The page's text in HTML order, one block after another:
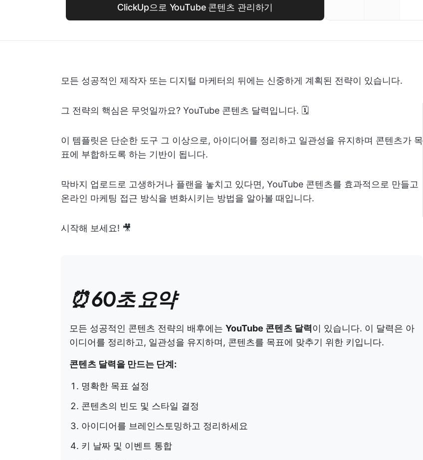
ClickUp으로 YouTube 콘텐츠 관리하기
모든 성공적인 제작자 또는 디지털 마케터의 뒤에는 신중하게 계획된 전략이 있습니다.
그 전략의 핵심은 무엇일까요? YouTube 콘텐츠 달력입니다. 🗓️
이 템플릿은 단순한 도구 그 이상으로, 아이디어를 정리하고 일관성을 유지하며 콘텐츠가 목
표에 부합하도록 하는 기반이 됩니다.
막바지 업로드로 고생하거나 플랜을 놓치고 있다면, YouTube 콘텐츠를 효과적으로 만들고
온라인 마케팅 접근 방식을 변화시키는 방법을 알아볼 때입니다.
시작해 보세요! 🎥
⏰ 60초 요약
모든 성공적인 콘텐츠 전략의 배후에는 YouTube 콘텐츠 달력 이 있습니다. 이 달력은 아
이디어를 정리하고, 일관성을 유지하며, 콘텐츠를 목표에 맞추기 위한 키입니다.
콘텐츠 달력을 만드는 단계:
명확한 목표 설정
콘텐츠의 빈도 및 스타일 결정
아이디어를 브레인스토밍하고 정리하세요
키 날짜 및 이벤트 통합